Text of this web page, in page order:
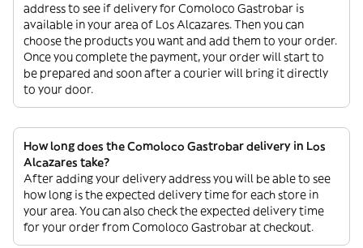
address to see if delivery for Comoloco Gastrobar is
available in your area of Los Alcazares. Then you can
choose the products you want and add them to your order.
Once you complete the payment, your order will start to
be prepared and soon after a courier will bring it directly
to your door.
How long does the Comoloco Gastrobar delivery in Los
Alcazares take?
After adding your delivery address you will be able to see
how long is the expected delivery time for each store in
your area. You can also check the expected delivery time
for your order from Comoloco Gastrobar at checkout.